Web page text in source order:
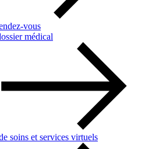
vous
médical
soins et services virtuels